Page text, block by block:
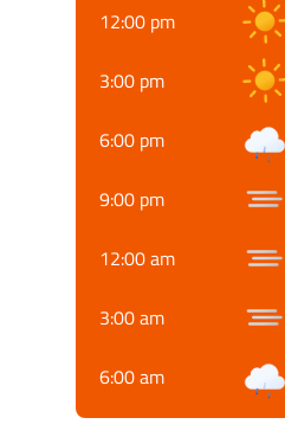
12:00 pm
3:00 pm
6:00 pm
9:00 pm
12:00 am
3:00 am
6:00 am